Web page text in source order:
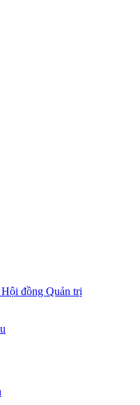
đồng Quản trị